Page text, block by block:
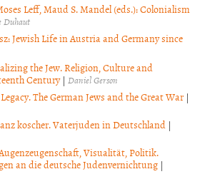
Leff, Maud S. Mandel (eds.): Colonialism
Duhaut
Jewish Life in Austria and Germany since
the Jew. Religion, Culture and
Century| Daniel Gerson
The German Jews and the Great War |
koscher. Vaterjuden in Deutschland |
Visualität, Politik.
an die deutsche Judenvernichtung |